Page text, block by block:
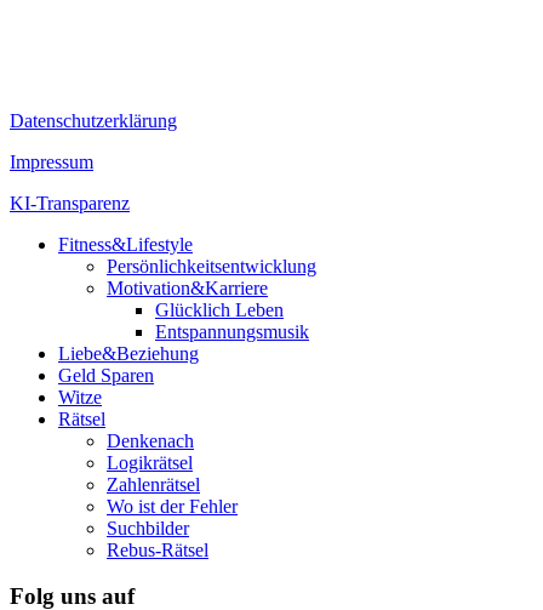
Datenschutzerklärung
Impressum
KI-Transparenz
Fitness&Lifestyle
Persönlichkeitsentwicklung
Motivation&Karriere
Glücklich Leben
Entspannungsmusik
Liebe&Beziehung
Geld Sparen
Witze
Rätsel
Denkenach
Logikrätsel
Zahlenrätsel
Wo ist der Fehler
Suchbilder
Rebus-Rätsel
Folg uns auf